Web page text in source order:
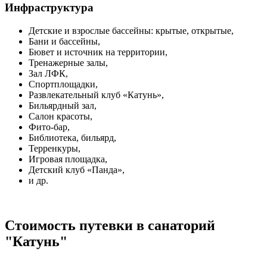
Инфраструктура
Детские и взрослые бассейны: крытые, открытые,
Бани и бассейны,
Бювет и источник на территории,
Тренажерные залы,
Зал ЛФК,
Спортплощадки,
Развлекательный клуб «Катунь»,
Бильярдный зал,
Салон красоты,
Фито-бар,
Библиотека, бильярд,
Терренкуры,
Игровая площадка,
Детский клуб «Панда»,
и др.
Стоимость путевки в санаторий
"Катунь"